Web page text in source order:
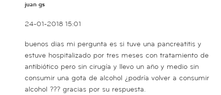
juan gs
24-01-2018 15:01
buenos dias mi pergunta es si tuve una pancreatitis y
estuve hospitalizado por tres meses con tratamiento de
antibiótico pero sin cirugía y llevo un año y medio sin
consumir una gota de alcohol ¿podría volver a consumir
alcohol ??? gracias por su respuesta.